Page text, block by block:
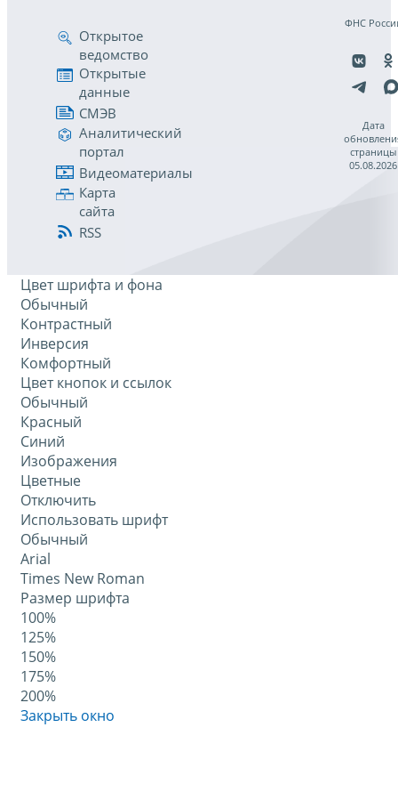
Открытое
ведомство
Открытые
данные
СМЭВ
Аналитический
портал
Видеоматериалы
Карта
сайта
RSS
ФНС
Дата
страницы
05.08.2026
Цвет шрифта и фона
Обычный
Контрастный
Инверсия
Комфортный
Цвет кнопок и ссылок
Обычный
Красный
Синий
Изображения
Цветные
Отключить
Использовать шрифт
Обычный
Arial
Times New Roman
Размер шрифта
100%
125%
150%
175%
200%
Закрыть окно